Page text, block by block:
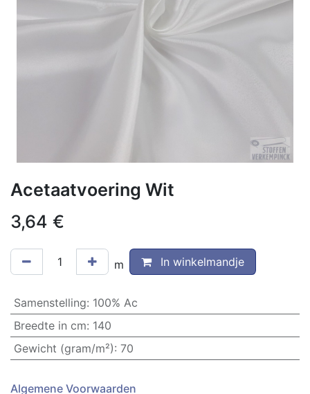
Acetaatvoering Wit
3,64 €
m In winkelmandje
Samenstelling: 100% Ac
Breedte in cm: 140
Gewicht (gram/m²): 70
Algemene Voorwaarden